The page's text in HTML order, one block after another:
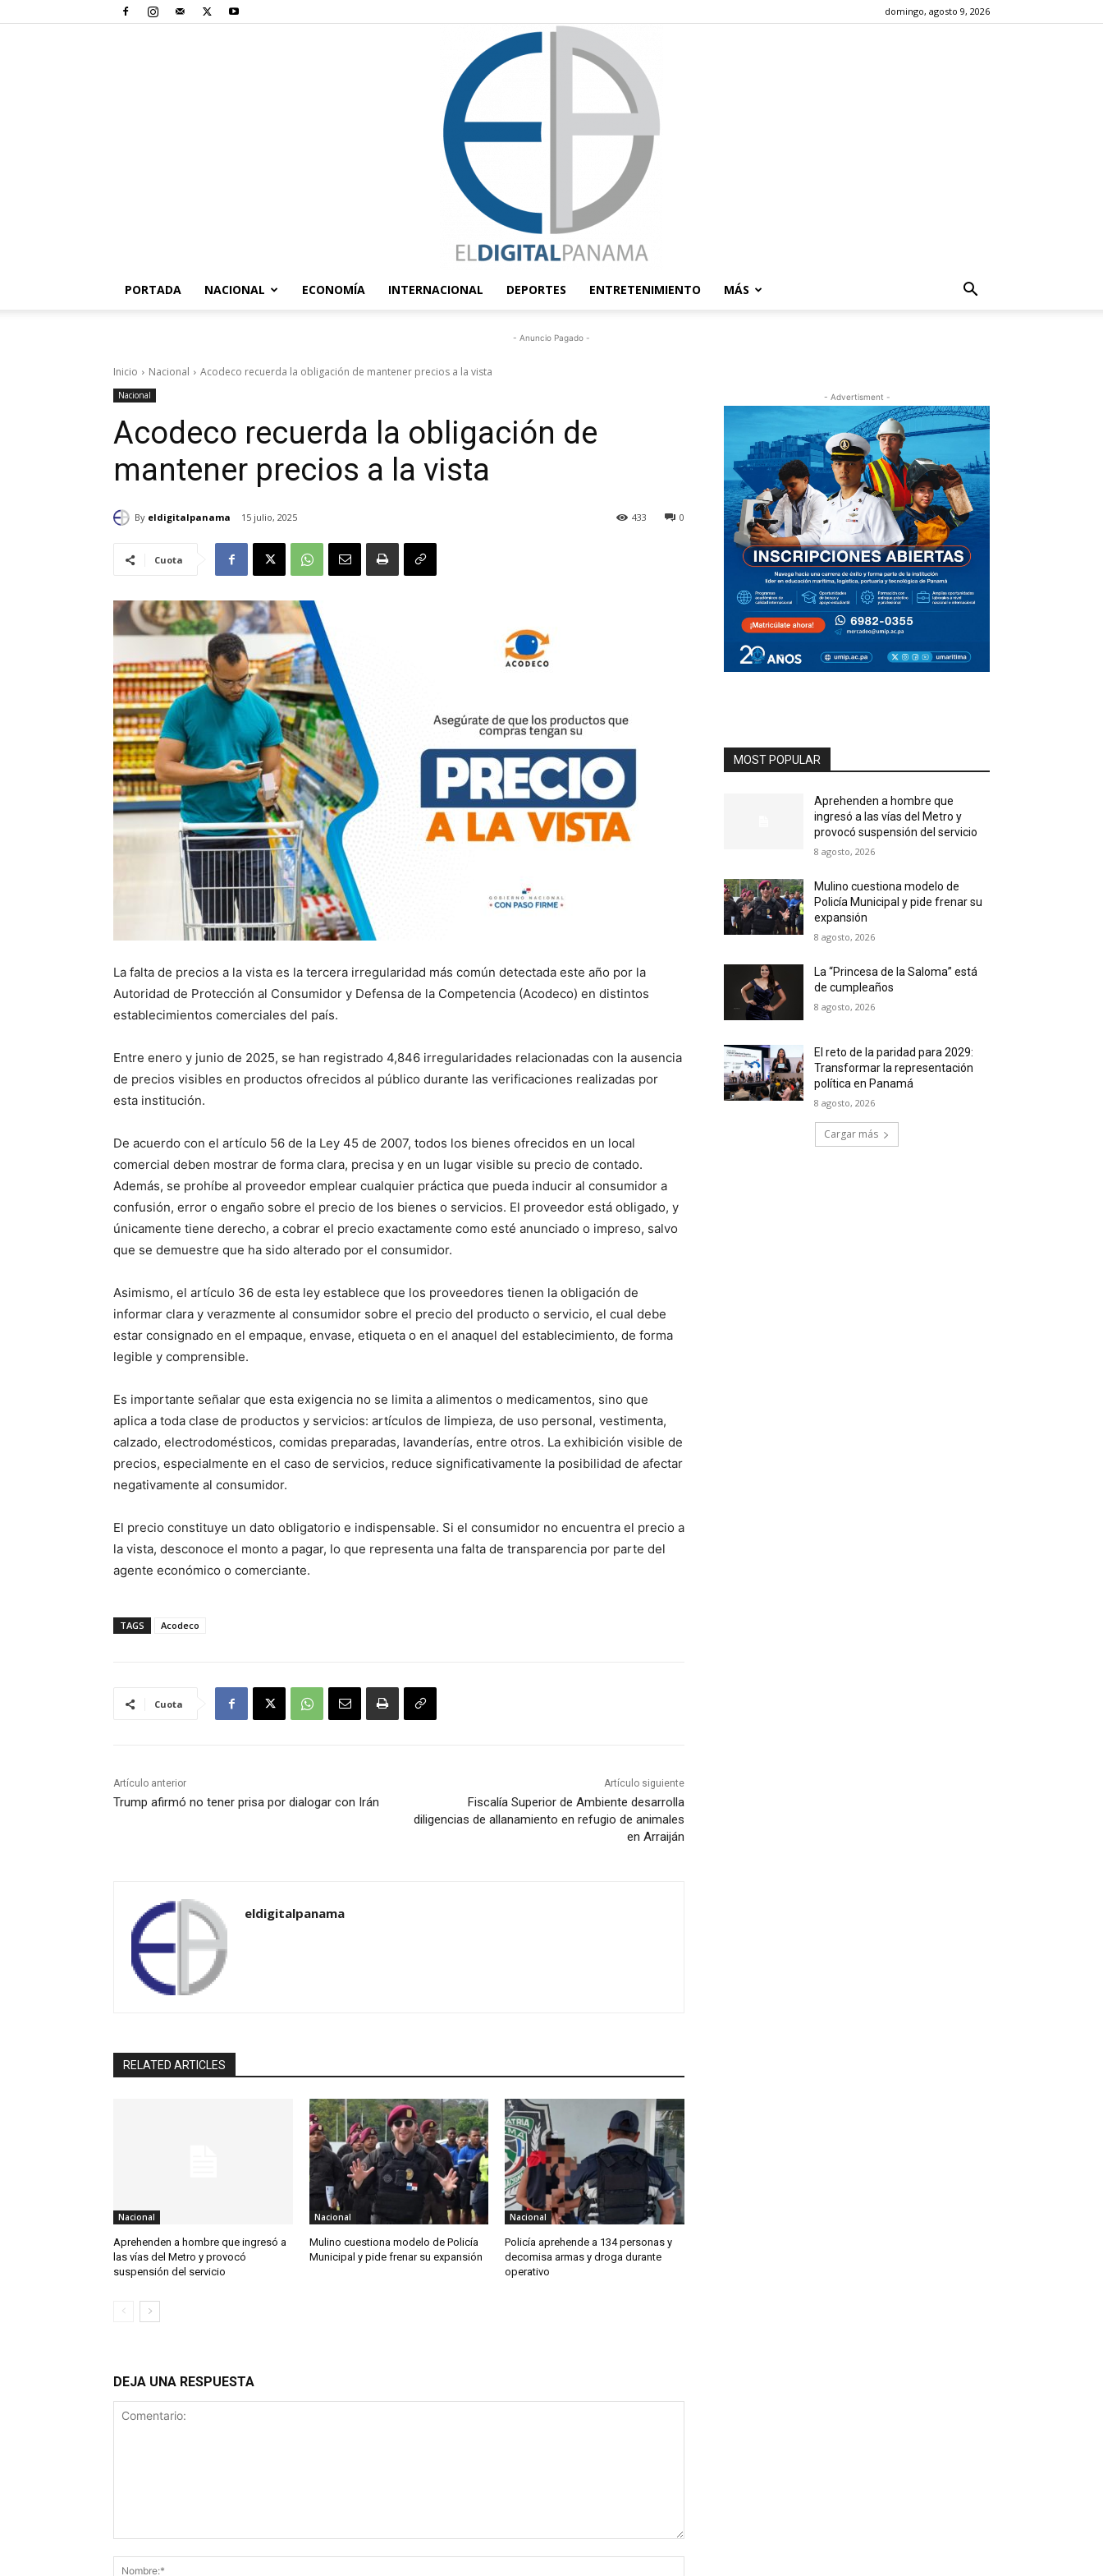
domingo, agosto 9, 2026
Digital
PORTADA NACIONAL ECONOMÍA INTERNACIONAL DEPORTES ENTRETENIMIENTO MÁS
- Anuncio Pagado -
Inicio Nacional Acodeco recuerda la obligación de mantener precios a la vista
Nacional
Acodeco recuerda la obligación de
mantener precios a la vista
By eldigitalpanama 15 julio, 2025 0
433
Cuota
La falta de precios a la vista es la tercera irregularidad más común detectada este año por la
Autoridad de Protección al Consumidor y Defensa de la Competencia (Acodeco) en distintos
establecimientos comerciales del país.
Entre enero y junio de 2025, se han registrado 4,846 irregularidades relacionadas con la ausencia
de precios visibles en productos ofrecidos al público durante las verificaciones realizadas por
esta institución.
De acuerdo con el artículo 56 de la Ley 45 de 2007, todos los bienes ofrecidos en un local
comercial deben mostrar de forma clara, precisa y en un lugar visible su precio de contado.
Además, se prohíbe al proveedor emplear cualquier práctica que pueda inducir al consumidor a
confusión, error o engaño sobre el precio de los bienes o servicios. El proveedor está obligado, y
únicamente tiene derecho, a cobrar el precio exactamente como esté anunciado o impreso, salvo
que se demuestre que ha sido alterado por el consumidor.
Asimismo, el artículo 36 de esta ley establece que los proveedores tienen la obligación de
informar clara y verazmente al consumidor sobre el precio del producto o servicio, el cual debe
estar consignado en el empaque, envase, etiqueta o en el anaquel del establecimiento, de forma
legible y comprensible.
Es importante señalar que esta exigencia no se limita a alimentos o medicamentos, sino que
aplica a toda clase de productos y servicios: artículos de limpieza, de uso personal, vestimenta,
calzado, electrodomésticos, comidas preparadas, lavanderías, entre otros. La exhibición visible de
precios, especialmente en el caso de servicios, reduce significativamente la posibilidad de afectar
negativamente al consumidor.
El precio constituye un dato obligatorio e indispensable. Si el consumidor no encuentra el precio a
la vista, desconoce el monto a pagar, lo que representa una falta de transparencia por parte del
agente económico o comerciante.
TAGS Acodeco
Cuota
Artículo anterior
Trump afirmó no tener prisa por dialogar con Irán
Artículo siguiente
Fiscalía Superior de Ambiente desarrolla
diligencias de allanamiento en refugio de animales
en Arraiján
eldigitalpanama
RELATED ARTICLES
Nacional
Aprehenden a hombre que ingresó a
las vías del Metro y provocó
suspensión del servicio
Nacional
Mulino cuestiona modelo de Policía
Municipal y pide frenar su expansión
Nacional
Policía aprehende a 134 personas y
decomisa armas y droga durante
operativo
DEJA UNA RESPUESTA
- Advertisment -
MOST POPULAR
Aprehenden a hombre que
ingresó a las vías del Metro y
provocó suspensión del servicio
8 agosto, 2026
Mulino cuestiona modelo de
Policía Municipal y pide frenar su
expansión
8 agosto, 2026
La “Princesa de la Saloma” está
de cumpleaños
8 agosto, 2026
El reto de la paridad para 2029:
Transformar la representación
política en Panamá
8 agosto, 2026
Cargar más